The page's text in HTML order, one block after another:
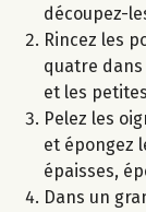
découpez-
Rincez les
quatre
et les
Pelez les
et épongez
épaisses,
Dans un